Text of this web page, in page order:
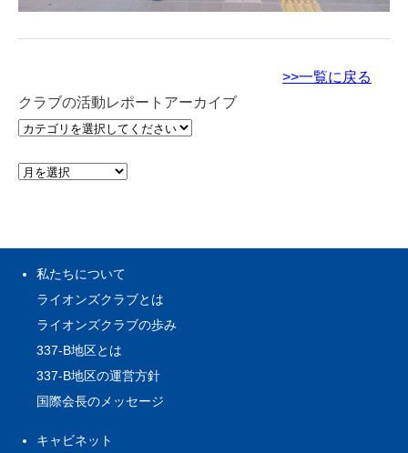
>>一覧に戻る
クラブの活動レポートアーカイブ
私たちについて
ライオンズクラブとは
ライオンズクラブの歩み
337-B地区とは
337-B地区の運営方針
国際会長のメッセージ
キャビネット